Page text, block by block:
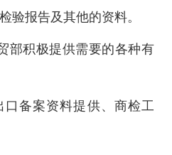
验报告及其他的资料。
部积极提供需要的各种有
口备案资料提供、商检工